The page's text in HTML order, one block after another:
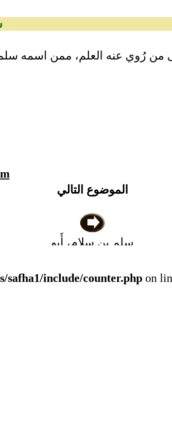
من رُوي عنه العلم، ممن اسمه
الموضوع التالي
سلم بن سلام، أَبو
safha1/include/counter.php on